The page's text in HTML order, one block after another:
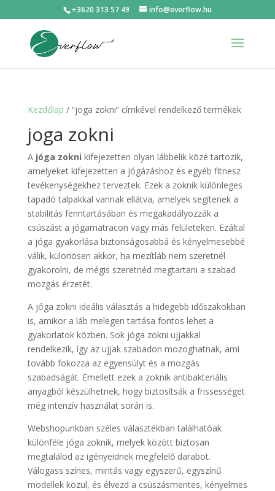
+3620 313 57 49 info@everflow.hu
Kezdőlap / “joga zokni” címkével rendelkező termékek
joga zokni
A jóga zokni kifejezetten olyan lábbelik közé tartozik,
amelyeket kifejezetten a jógázáshoz és egyéb fitnesz
tevékenységekhez terveztek. Ezek a zoknik különleges
tapadó talpakkal vannak ellátva, amelyek segítenek a
stabilitás fenntartásában és megakadályozzák a
csúszást a jógamatracon vagy más felületeken. Ezáltal
a jóga gyakorlása biztonságosabbá és kényelmesebbé
válik, különösen akkor, ha mezítláb nem szeretnél
gyakorolni, de mégis szeretnéd megtartani a szabad
mozgás érzetét.
A jóga zokni ideális választás a hidegebb időszakokban
is, amikor a láb melegen tartása fontos lehet a
gyakorlatok közben. Sok jóga zokni ujjakkal
rendelkezik, így az ujjak szabadon mozoghatnak, ami
tovább fokozza az egyensúlyt és a mozgás
szabadságát. Emellett ezek a zoknik antibakteriális
anyagból készülhetnek, hogy biztosítsák a frissességet
még intenzív használat során is.
Webshopunkban széles választékban találhatóak
különféle jóga zoknik, melyek között biztosan
megtalálod az igényeidnek megfelelő darabot.
Válogass színes, mintás vagy egyszerű, egyszínű
modellek közül, és élvezd a csúszásmentes, kényelmes